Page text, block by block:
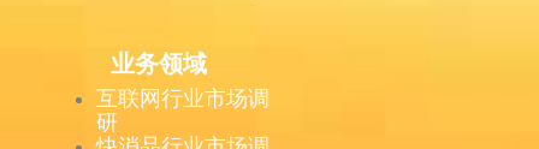
业务领域
互联网行业市场调
研